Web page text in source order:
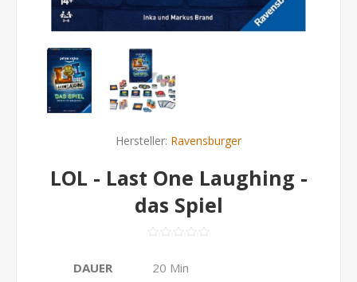
Hersteller: Ravensburger
LOL - Last One Laughing -
das Spiel
DAUER
20 Min